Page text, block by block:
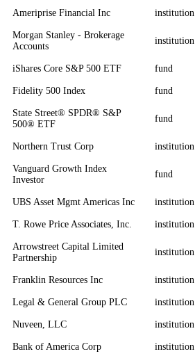
Ameriprise Financial Inc institution
Morgan Stanley - Brokerage
Accounts
institution
iShares Core S&P 500 ETF fund
Fidelity 500 Index fund
State Street® SPDR® S&P
500® ETF
fund
Northern Trust Corp institution
Vanguard Growth Index
Investor
fund
UBS Asset Mgmt Americas Inc institution
T. Rowe Price Associates, Inc. institution
Arrowstreet Capital Limited
Partnership
institution
Franklin Resources Inc institution
Legal & General Group PLC institution
Nuveen, LLC institution
Bank of America Corp institution